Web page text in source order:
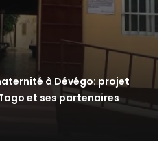
à Dévégo: projet
et ses partenaires